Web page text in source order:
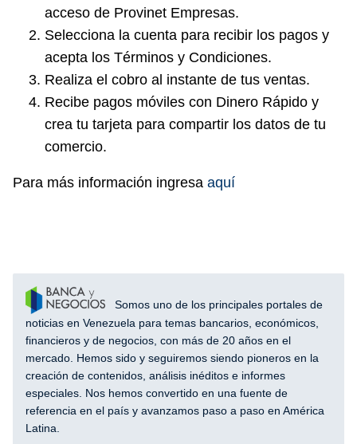
acceso de Provinet Empresas.
Selecciona la cuenta para recibir los pagos y
acepta los Términos y Condiciones.
Realiza el cobro al instante de tus ventas.
Recibe pagos móviles con Dinero Rápido y
crea tu tarjeta para compartir los datos de tu
comercio.
Para más información ingresa aquí
Somos uno de los principales portales de
noticias en Venezuela para temas bancarios, económicos,
financieros y de negocios, con más de 20 años en el
mercado. Hemos sido y seguiremos siendo pioneros en la
creación de contenidos, análisis inéditos e informes
especiales. Nos hemos convertido en una fuente de
referencia en el país y avanzamos paso a paso en América
Latina.